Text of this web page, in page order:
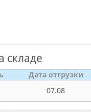
складе
Дата отгрузки
07.08